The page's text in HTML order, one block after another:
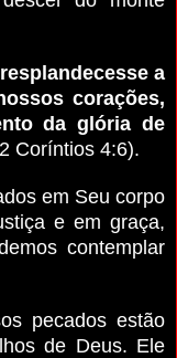
a
corações,
da glória de
Coríntios 4:6).
em Seu corpo
e em graça,
contemplar
pecados estão
de Deus. Ele